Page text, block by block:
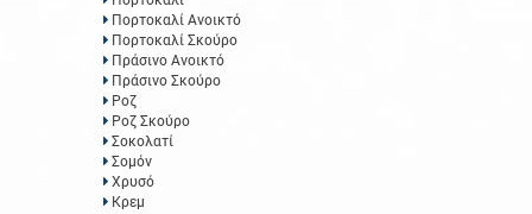
Πορτοκαλί Ανοικτό
Πορτοκαλί Σκούρο
Πράσινο Ανοικτό
Πράσινο Σκούρο
Ροζ
Ροζ Σκούρο
Σοκολατί
Σομόν
Χρυσό
Κρεμ